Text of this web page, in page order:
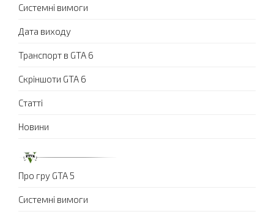
Системні вимоги
Дата виходу
Транспорт в GTA 6
Скріншоти GTA 6
Статті
Новини
Про гру GTA 5
Системні вимоги